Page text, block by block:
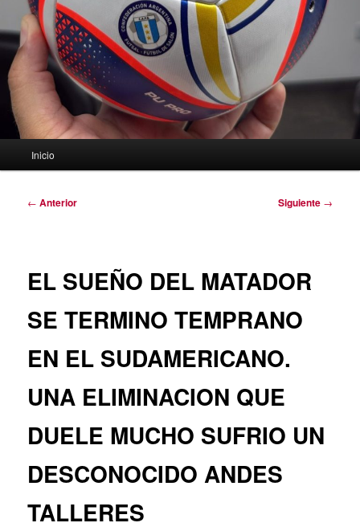
Inicio
Navegación
← Anterior Siguiente →
EL SUEÑO DEL MATADOR
SE TERMINO TEMPRANO
EN EL SUDAMERICANO.
UNA ELIMINACION QUE
DUELE MUCHO SUFRIO UN
DESCONOCIDO ANDES
TALLERES